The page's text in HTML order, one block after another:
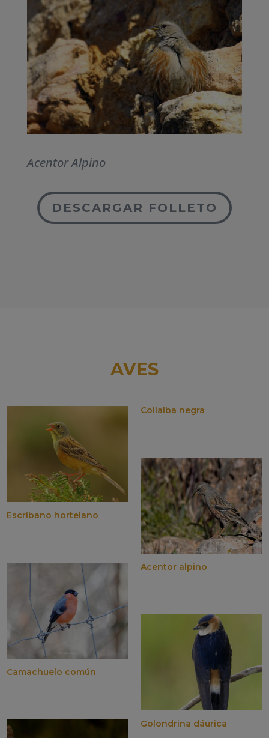
Acentor Alpino
DESCARGAR FOLLETO
AVES
Escribano hortelano
Camachuelo común
Collalba negra
Acentor alpino
Golondrina dáurica